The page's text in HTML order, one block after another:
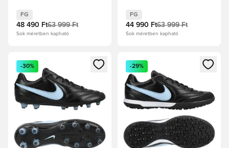
FG
48 490 Ft63 999 Ft
Sok méretben kapható
FG
44 990 Ft63 999 Ft
Sok méretben kapható
Megnyit egy modált a bejelentkezéshez vagy a tagként
-30%
Megnyit egy modált a
-29%